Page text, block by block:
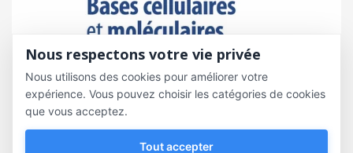
Nous respectons votre vie privée
Nous utilisons des cookies pour améliorer votre
expérience. Vous pouvez choisir les catégories de cookies
que vous acceptez.
Tout accepter